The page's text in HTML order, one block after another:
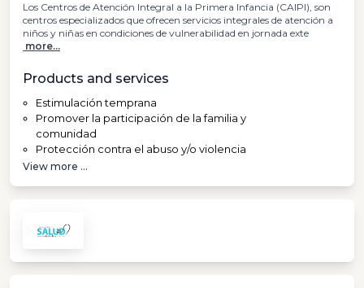
Los Centros de Atención Integral a la Primera Infancia (CAIPI), son
centros especializados que ofrecen servicios integrales de atención a
niños y niñas en condiciones de vulnerabilidad en jornada exte
more...
Products and services
Estimulación temprana
Promover la participación de la familia y
comunidad
Protección contra el abuso y/o violencia
View more ...